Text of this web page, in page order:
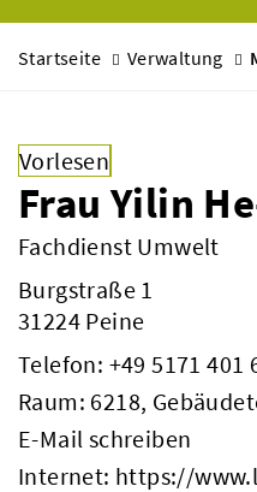
Startseite Verwaltung
Vorlesen
Frau Yilin
Fachdienst Umwelt
Burgstraße 1
31224 Peine
Telefon: +49 5171 401
Raum: 6218,
E-Mail schreiben
Internet: https://